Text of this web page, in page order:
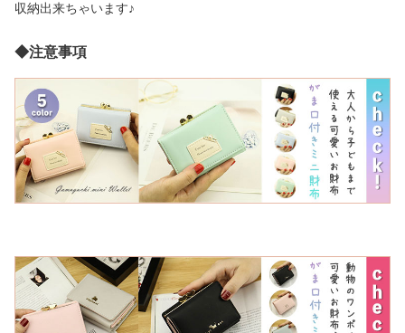
収納出来ちゃいます♪
◆注意事項